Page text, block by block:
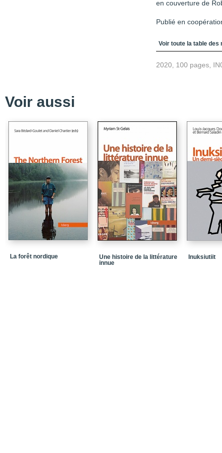
en couverture de
Publié en
Table des
Voir toute la table des
2020, 100 pages,
Voir aussi
La forêt nordique
Une histoire de la littérature
innue
Inuksiutiit